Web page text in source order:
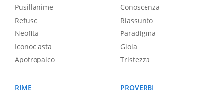
Pusillanime
Refuso
Neofita
Iconoclasta
Apotropaico
Conoscenza
Riassunto
Paradigma
Gioia
Tristezza
RIME
PROVERBI